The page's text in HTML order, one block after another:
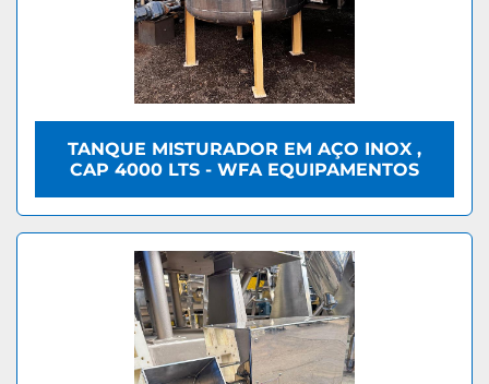
TANQUE MISTURADOR EM AÇO INOX ,
CAP 4000 LTS - WFA EQUIPAMENTOS